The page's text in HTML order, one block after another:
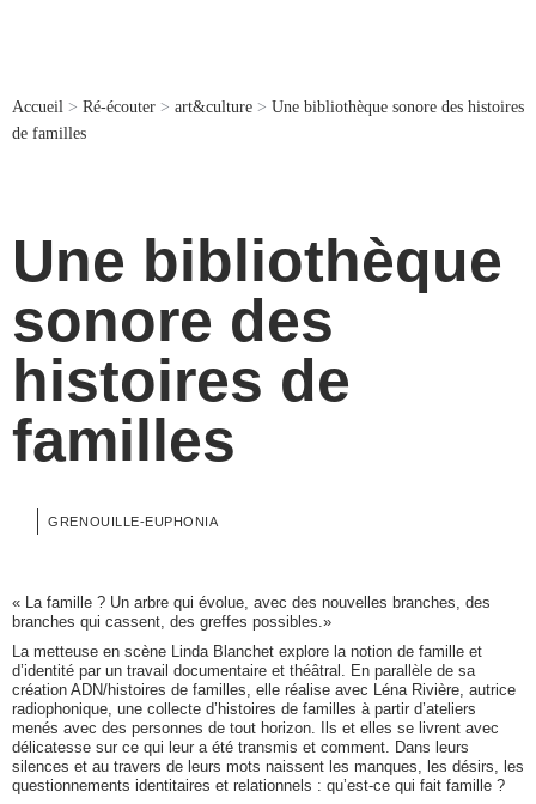
Accueil > Ré-écouter > art&culture > Une bibliothèque sonore des histoires
de familles
Une bibliothèque
sonore des
histoires de
familles
GRENOUILLE-EUPHONIA
« La famille ? Un arbre qui évolue, avec des nouvelles branches, des
branches qui cassent, des greffes possibles.»
La metteuse en scène Linda Blanchet explore la notion de famille et
d’identité par un travail documentaire et théâtral. En parallèle de sa
création ADN/histoires de familles, elle réalise avec Léna Rivière, autrice
radiophonique, une collecte d’histoires de familles à partir d’ateliers
menés avec des personnes de tout horizon. Ils et elles se livrent avec
délicatesse sur ce qui leur a été transmis et comment. Dans leurs
silences et au travers de leurs mots naissent les manques, les désirs, les
questionnements identitaires et relationnels : qu’est-ce qui fait famille ?